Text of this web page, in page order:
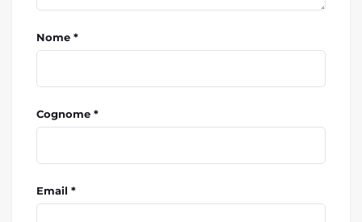
Nome *
Cognome *
Email *